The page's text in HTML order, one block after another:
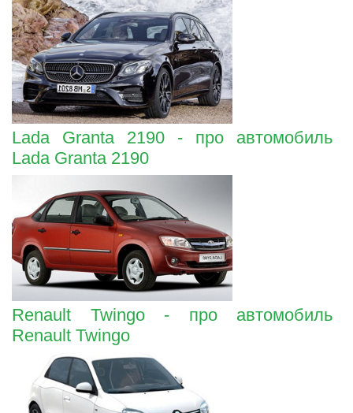
Lada Granta 2190 - про автомобиль
Lada Granta 2190
Renault Twingo - про автомобиль
Renault Twingo